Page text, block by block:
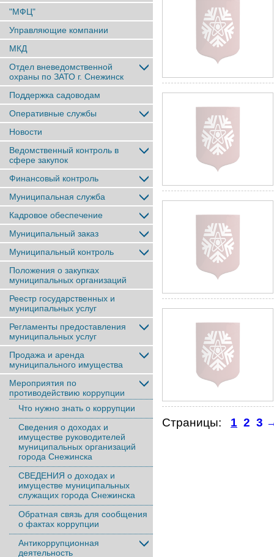
"МФЦ"
Управляющие компании
МКД
Отдел вневедомственной
охраны по ЗАТО г. Снежинск
Поддержка садоводам
Оперативные службы
Новости
Ведомственный контроль в
сфере закупок
Финансовый контроль
Муниципальная служба
Кадровое обеспечение
Муниципальный заказ
Муниципальный контроль
Положения о закупках
муниципальных организаций
Реестр государственных и
муниципальных услуг
Регламенты предоставления
муниципальных услуг
Продажа и аренда
муниципального имущества
Мероприятия по
противодействию коррупции
Что нужно знать о коррупции
Сведения о доходах и
имуществе руководителей
муниципальных организаций
города Снежинска
СВЕДЕНИЯ о доходах и
имуществе муниципальных
служащих города Снежинска
Обратная связь для сообщения
о фактах коррупции
Антикоррупционная
деятельность
Страницы: 1 2 3